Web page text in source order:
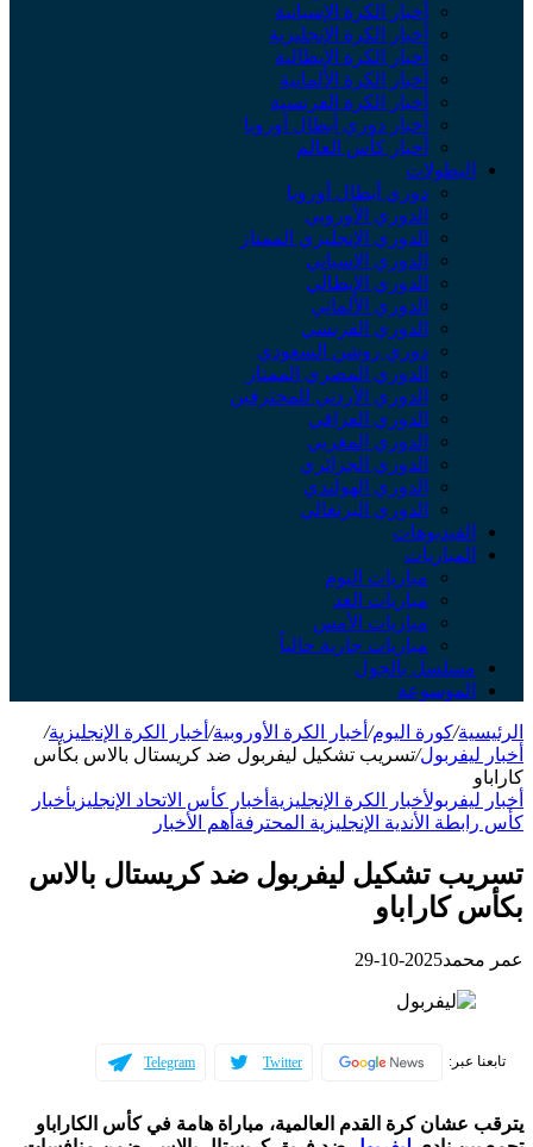
أخبار الكرة الإسبانية
أخبار الكرة الإنجليزية
أخبار الكرة الإيطالية
أخبار الكرة الألمانية
أخبار الكرة الفرنسية
أخبار دوري أبطال أوروبا
أخبار كأس العالم
دوري أبطال أوروبا
الدوري الأوروبي
الدوري الإنجليزي الممتاز
الدوري الإسباني
الدوري الإيطالي
الدوري الألماني
الدوري الفرنسي
دوري روشن السعودي
الدوري المصري الممتاز
الدوري الأردني للمحترفين
الدوري العراقي
الدوري المغربي
الدوري الجزائري
الدوري الهولندي
الدوري البرتغالي
مباريات اليوم
مباريات الغد
مباريات الأمس
مباريات جارية حالياً
بالجول
/كورة اليوم/ أخبار الكرة الأوروبية /أخبار الكرة الإنجليزية/
/تسريب تشكيل ليفربول ضد كريستال بالاس بكأس
أخبار الكرة الإنجليزيةأخبار كأس الاتحاد الإنجليزي أخبار
الأندية الإنجليزية المحترفةأهم الأخبار
تشكيل ليفربول ضد كريستال بالاس
كاراباو
2025-10-29
Twitter
Telegram
كرة القدم العالمية، مباراة هامة في كأس الكاراباو